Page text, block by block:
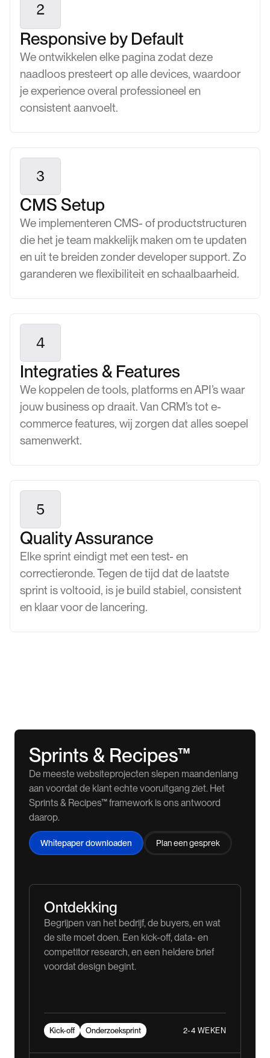
2
Responsive by Default
We ontwikkelen elke pagina zodat deze
naadloos presteert op alle devices, waardoor
je experience overal professioneel en
consistent aanvoelt.
3
CMS Setup
We implementeren CMS- of productstructuren
die het je team makkelijk maken om te updaten
en uit te breiden zonder developer support. Zo
garanderen we flexibiliteit en schaalbaarheid.
4
Integraties & Features
We koppelen de tools, platforms en API’s waar
jouw business op draait. Van CRM’s tot e-
commerce features, wij zorgen dat alles soepel
samenwerkt.
5
Quality Assurance
Elke sprint eindigt met een test- en
correctieronde. Tegen de tijd dat de laatste
sprint is voltooid, is je build stabiel, consistent
en klaar voor de lancering.
Sprints & Recipes™
De meeste websiteprojecten slepen maandenlang
aan voordat de klant echte vooruitgang ziet. Het
Sprints & Recipes™ framework is ons antwoord
daarop.
Whitepaper downloaden Plan een gesprek
Ontdekking
Begrijpen van het bedrijf, de buyers, en wat
de site moet doen. Een kick-off, data- en
competitor research, en een heldere brief
voordat design begint.
Kick-off Onderzoeksprint 2-4 WEKEN